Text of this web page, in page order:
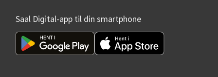
Saal Digital-app til din smartphone